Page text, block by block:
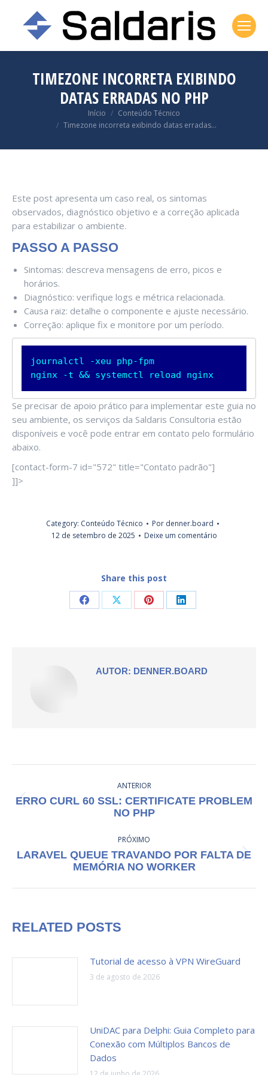
TIMEZONE INCORRETA EXIBINDO
DATAS ERRADAS NO PHP
Início
Conteúdo Técnico
Timezone incorreta exibindo datas erradas…
Este post apresenta um caso real, os sintomas
observados, diagnóstico objetivo e a correção aplicada
para estabilizar o ambiente.
PASSO A PASSO
Sintomas: descreva mensagens de erro, picos e
horários.
Diagnóstico: verifique logs e métrica relacionada.
Causa raiz: detalhe o componente e ajuste necessário.
Correção: aplique fix e monitore por um período.
journalctl -xeu php-fpm
nginx -t && systemctl reload nginx
Se precisar de apoio prático para implementar este guia no
seu ambiente, os serviços da Saldaris Consultoria estão
disponíveis e você pode entrar em contato pelo formulário
abaixo.
[contact-form-7 id="572" title="Contato padrão"]
]]>
Category: Conteúdo Técnico Por denner.board
12 de setembro de 2025
Deixe um comentário
Share this post
CompartilharCompartilharCompartilharCompartilhar
AUTOR: DENNER.BOARD
POST:
ANTERIOR
Post
anterior:
ERRO CURL 60 SSL: CERTIFICATE PROBLEM
NO PHP
PRÓXIMO
Próximo
post:
LARAVEL QUEUE TRAVANDO POR FALTA DE
MEMÓRIA NO WORKER
RELATED POSTS
Tutorial de acesso à VPN WireGuard
3 de agosto de 2026
UniDAC para Delphi: Guia Completo para
Conexão com Múltiplos Bancos de
Dados